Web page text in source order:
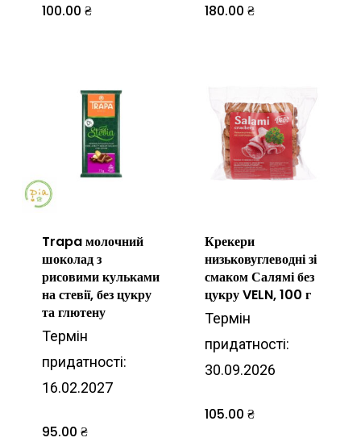
100.00 ₴ 180.00 ₴
Trapa молочний
шоколад з
рисовими кульками
на стевії, без цукру
та глютену
Термін
придатності:
16.02.2027
95.00 ₴
Крекери
низьковуглеводні зі
смаком Салямі без
цукру VELN, 100 г
Термін
придатності:
30.09.2026
105.00 ₴